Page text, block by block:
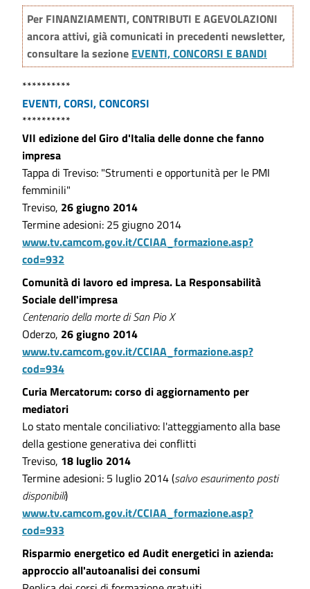
Per FINANZIAMENTI, CONTRIBUTI E AGEVOLAZIONI
ancora attivi, già comunicati in precedenti newsletter,
consultare la sezione EVENTI, CONCORSI E BANDI
**********
EVENTI, CORSI, CONCORSI
**********
VII edizione del Giro d'Italia delle donne che fanno
impresa
Tappa di Treviso: "Strumenti e opportunità per le PMI
femminili"
Treviso, 26 giugno 2014
Termine adesioni: 25 giugno 2014
www.tv.camcom.gov.it/CCIAA_formazione.asp?
cod=932
Comunità di lavoro ed impresa. La Responsabilità
Sociale dell'impresa
Centenario della morte di San Pio X
Oderzo, 26 giugno 2014
www.tv.camcom.gov.it/CCIAA_formazione.asp?
cod=934
Curia Mercatorum: corso di aggiornamento per
mediatori
Lo stato mentale conciliativo: l'atteggiamento alla base
della gestione generativa dei conflitti
Treviso, 18 luglio 2014
Termine adesioni: 5 luglio 2014 (salvo esaurimento posti
disponibili)
www.tv.camcom.gov.it/CCIAA_formazione.asp?
cod=933
Risparmio energetico ed Audit energetici in azienda:
approccio all'autoanalisi dei consumi